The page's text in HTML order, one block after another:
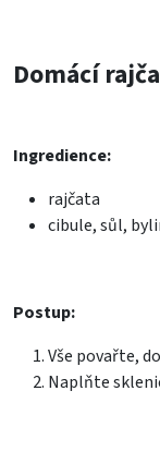
Domácí
Ingredience:
rajčata
cibule, sůl,
Postup:
Vše povařte,
Naplňte